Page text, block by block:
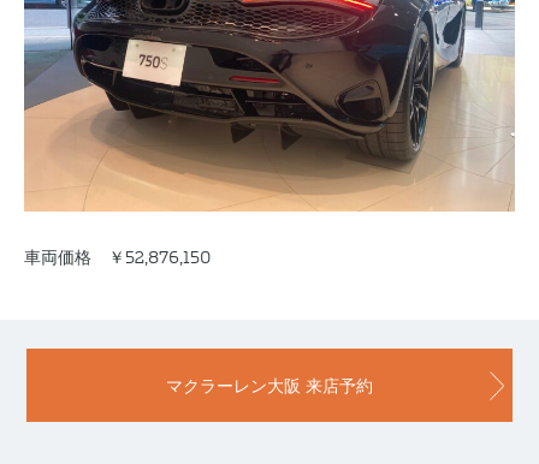
車両価格 ￥52,876,150
マクラーレン大阪 来店予約